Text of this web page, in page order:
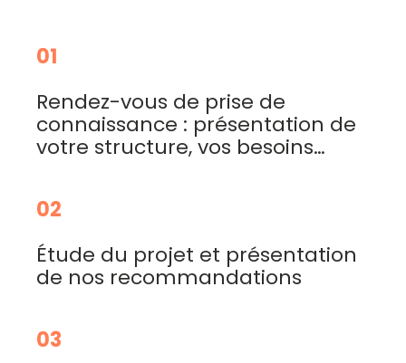
01
Rendez-vous de prise de
connaissance : présentation de
votre structure, vos besoins…
02
Étude du projet et présentation
de nos recommandations
03